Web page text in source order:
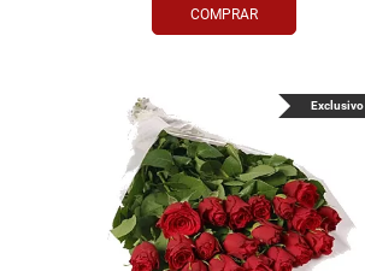
COMPRAR
Exclusivo